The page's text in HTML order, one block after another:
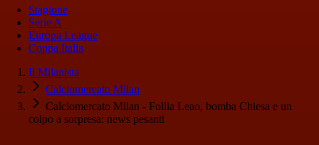
Stagione
Serie A
Europa League
Coppa Italia
Il Milanista
Calciomercato Milan
Calciomercato Milan - Follia Leao, bomba Chiesa e un
colpo a sorpresa: news pesanti